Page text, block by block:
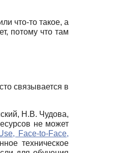
что-то такое, а
потому что там
связывается в
Н.В. Чудова,
не может
Face-to-Face,
техническое